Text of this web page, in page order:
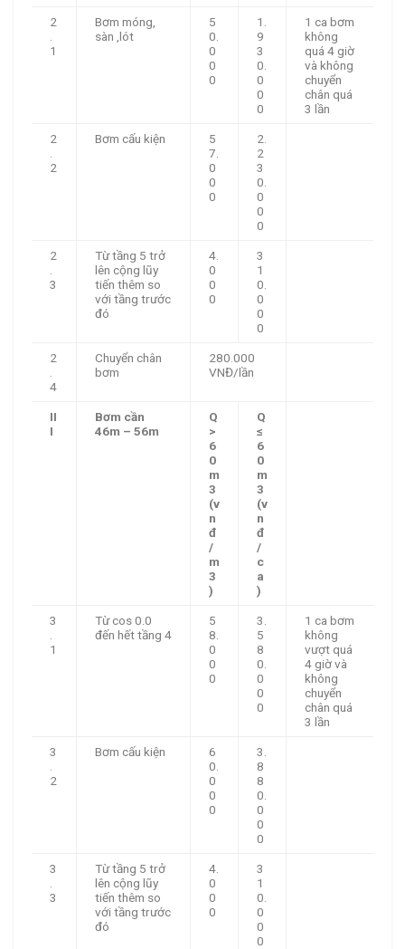
2
1
Bơm móng,
sàn ,lót
5
0.
0
0
0
1.
9
3
0.
0
0
0
1 ca bơm
không
quá 4 giờ
và không
chuyển
chân quá
3 lần
2
2
Bơm cấu kiện
5
7.
0
0
0
2.
2
3
0.
0
0
0
2
3
Từ tầng 5 trở
lên cộng lũy
tiến thêm so
với tầng trước
đó
4.
0
0
0
3
1
0.
0
0
0
2
4
Chuyển chân
bơm
280.000
VNĐ/lần
II
I
Bơm cần
46m – 56m
Q
>
6
0
m
3
(v
n
đ
/
m
3
)
Q
≤
6
0
m
3
(v
n
đ
/
c
a
)
3
1
Từ cos 0.0
đến hết tầng 4
5
8.
0
0
0
3.
5
8
0.
0
0
0
1 ca bơm
không
vượt quá
4 giờ và
không
chuyển
chân quá
3 lần
3
2
Bơm cấu kiện
6
0.
0
0
0
3.
8
8
0.
0
0
0
3
3
Từ tầng 5 trở
lên cộng lũy
tiến thêm so
với tầng trước
đó
4.
0
0
0
3
1
0.
0
0
0